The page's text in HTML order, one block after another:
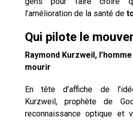
l’amélioration de la santé de
Qui pilote le
Raymond Kurzweil,
mourir
En tête d’affiche de
Kurzweil, prophète de
reconnaissance optique et